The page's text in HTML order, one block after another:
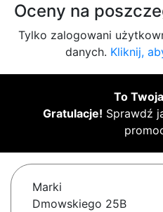
Oceny na
Tylko zalogowani
danych. Kliknij,
To
Gratulacje! Sprawdź
Marki
Dmowskiego 25B